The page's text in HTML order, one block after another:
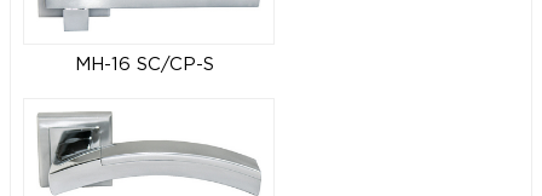
MH-16 SC/CP-S